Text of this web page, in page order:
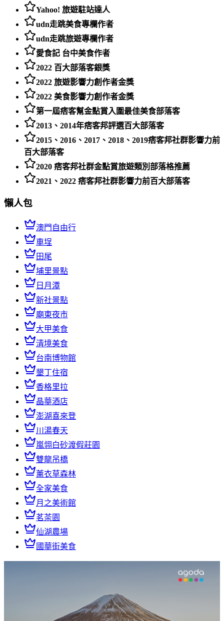
Yahoo! 旅遊駐站達人
udn走跳美食專欄作者
udn走跳旅遊專欄作者
愛食記 台中美食作者
2022 百大部落客銀獎
2022 旅遊影響力創作者金獎
2022 美食影響力創作者金獎
第一屆痞客幫金點賞入圍最佳美食部落客
2013、2014年痞客邦評選百大部落客
2015、2016、2017、2018、2019痞客邦社群影響力前
百大部落客
2020 痞客邦社群金點賞旅遊類別部落格推薦
2021、2022 痞客邦社群影響力前百大部落客
懶人包
澳門自由行
車埕
田尾
埔里景點
日月潭
新社景點
廟東夜市
大甲美食
清境美食
台南博物館
墾丁住宿
香格里拉
晶華酒店
澎湖喜來登
川湯春天
嵐翎白砂渡假莊園
雙龍吊橋
薰衣草森林
全家美食
月之美術館
茗茶園
仙湖農場
國華街美食